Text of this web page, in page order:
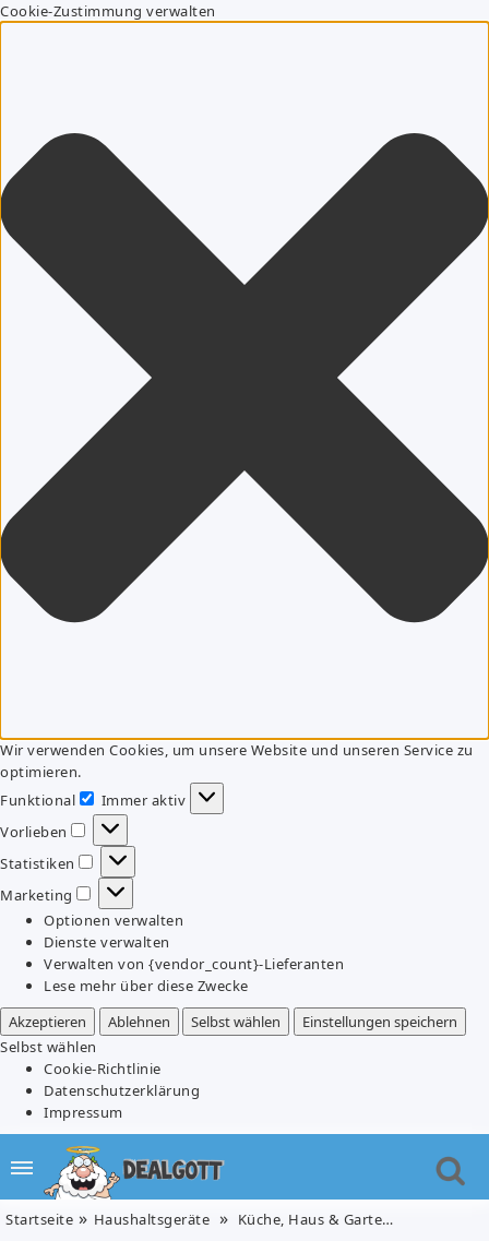
Cookie-Zustimmung verwalten
Wir verwenden Cookies, um unsere Website und unseren Service zu
optimieren.
Funktional
Funktional
Immer aktiv
Vorlieben
Vorlieben
Statistiken
Statistiken
Marketing
Marketing
Optionen verwalten
Dienste verwalten
Verwalten von {vendor_count}-Lieferanten
Lese mehr über diese Zwecke
Akzeptieren
Ablehnen Selbst wählen
Einstellungen speichern
Selbst wählen
Cookie-Richtlinie
Datenschutzerklärung
Impressum
Startseite Haushaltsgeräte Küche, Haus & Garten